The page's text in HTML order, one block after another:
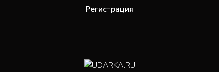
Регистрация